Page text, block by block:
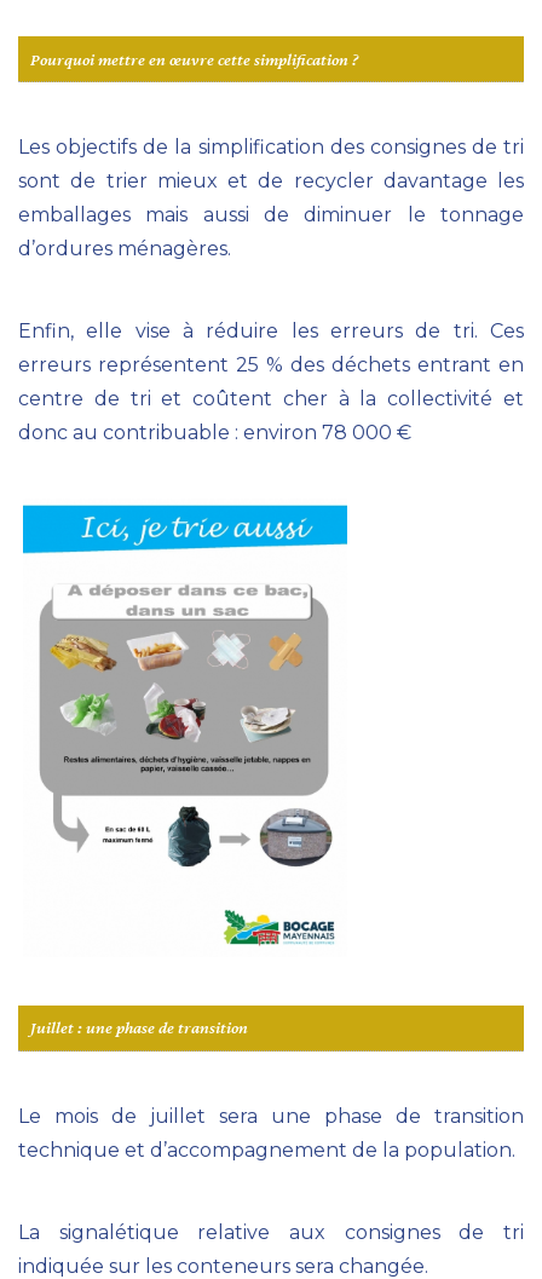
Pourquoi mettre en œuvre cette simplification ?
Les objectifs de la simplification des consignes de tri
sont de trier mieux et de recycler davantage les
emballages mais aussi de diminuer le tonnage
d’ordures ménagères.
Enfin, elle vise à réduire les erreurs de tri. Ces
erreurs représentent 25 % des déchets entrant en
centre de tri et coûtent cher à la collectivité et
donc au contribuable : environ 78 000 €
Juillet : une phase de transition
Le mois de juillet sera une phase de transition
technique et d’accompagnement de la population.
La signalétique relative aux consignes de tri
indiquée sur les conteneurs sera changée.